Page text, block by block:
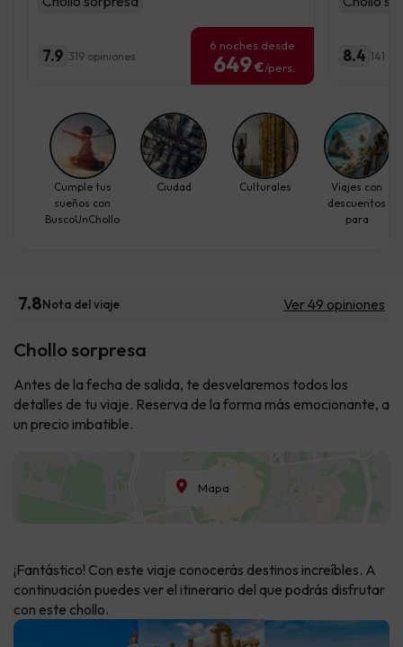
7.8Nota del viaje Ver 49 opiniones
Chollo sorpresa
Antes de la fecha de salida, te desvelaremos todos los
detalles de tu viaje. Reserva de la forma más emocionante, a
un precio imbatible.
Mapa
¡Fantástico! Con este viaje conocerás destinos increíbles. A
continuación puedes ver el itinerario del que podrás disfrutar
con este chollo.
7.9 319 opiniones
6 noches desde
649€/pers.
8.4 141
Cumple tus
sueños con
BuscoUnChollo
Ciudad Culturales
Viajes con
descuentos
para